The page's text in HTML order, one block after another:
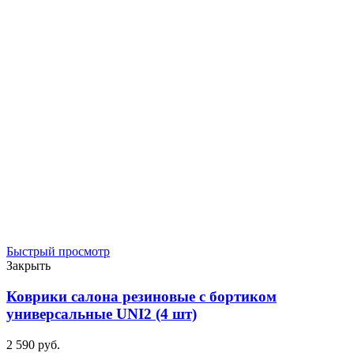
Быстрый просмотр
Закрыть
Коврики салона резиновые с бортиком
универсальные UNI2 (4 шт)
2 590 руб.